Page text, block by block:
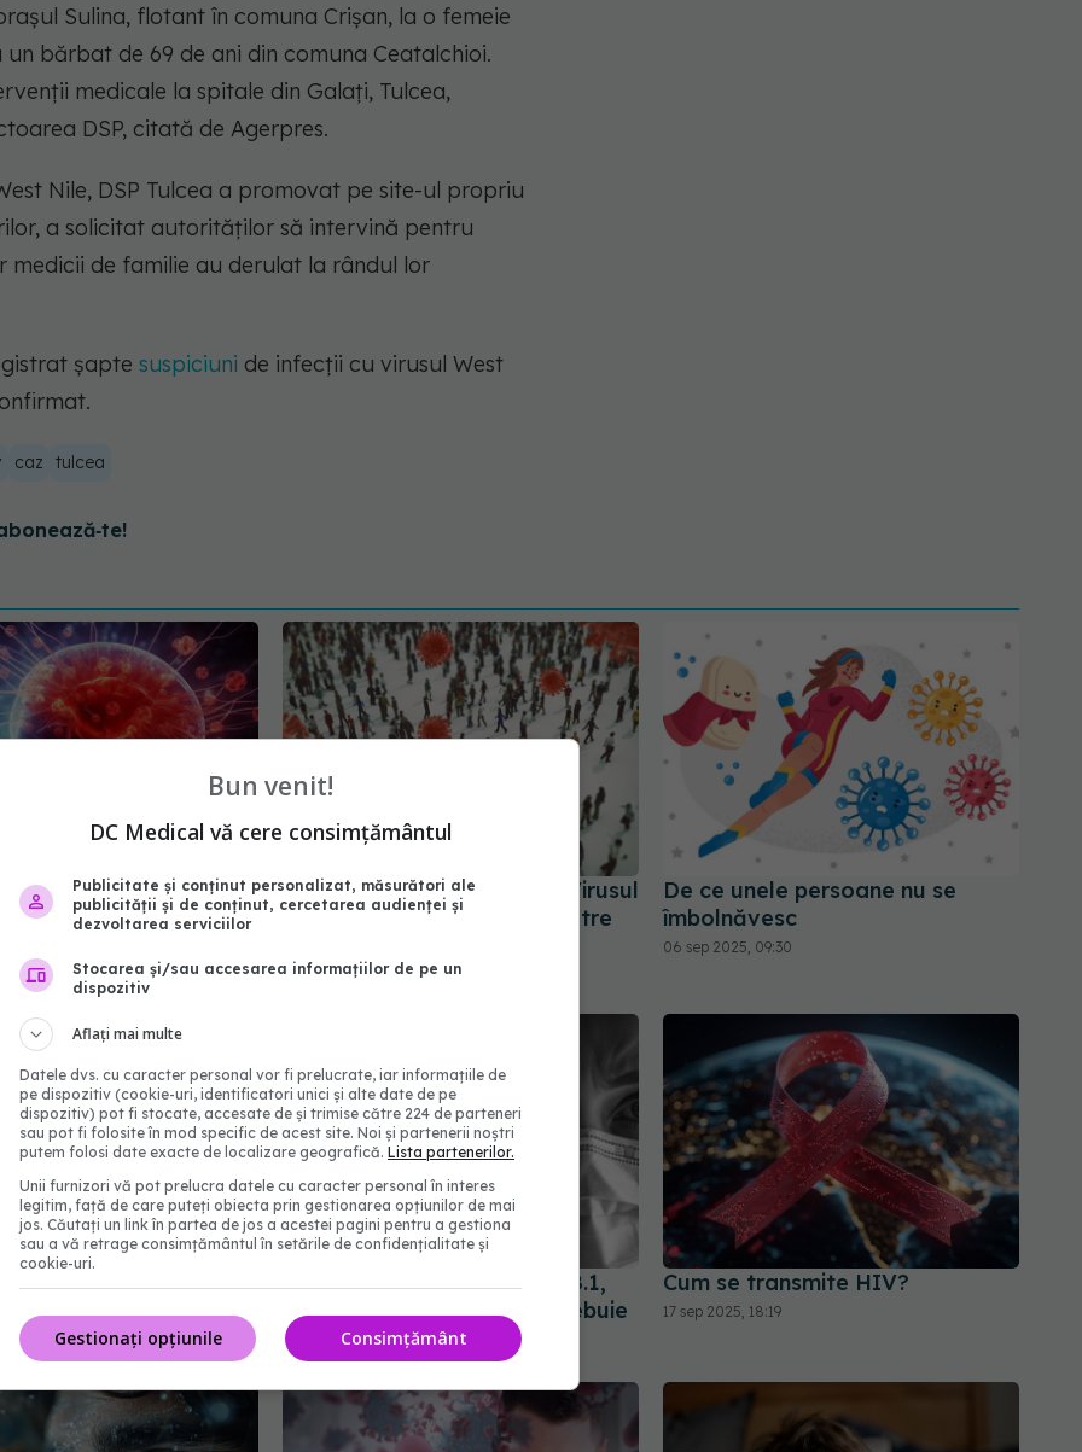
Sulina, flotant în comuna Crişan, la o femeie
bărbat de 69 de ani din comuna Ceatalchioi.
medicale la spitale din Galaţi, Tulcea,
DSP, citată de Agerpres.
Nile, DSP Tulcea a promovat pe site-ul propriu
a solicitat autorităţilor să intervină pentru
de familie au derulat la rândul lor
şapte suspiciuni de infecţii cu virusul West
caz tulcea
fără precedent de
meningococică în
15 cazuri, 2 decese
Alertă epidemică globală. Virusul
care se extinde din China către
09 aug 2025, 18:34
De ce unele persoane nu se
îmbolnăvesc
06 sep 2025, 09:30
în România. Ce
se transmite și care
reale
Noua variantă Covid NB.1.8.1,
identificată în Franța. Ce trebuie
să știm despre noua tulpină
27 mai 2025, 08:46
Cum se transmite HIV?
17 sep 2025, 18:19
Bun venit!
DC Medical vă cere consimțământul
Publicitate și conținut personalizat, măsurători ale
publicității și de conținut, cercetarea audienței și
dezvoltarea serviciilor
Stocarea și/sau accesarea informațiilor de pe un
dispozitiv
Aflați mai multe
Datele dvs. cu caracter personal vor fi prelucrate, iar informațiile de
pe dispozitiv (cookie-uri, identificatori unici și alte date de pe
dispozitiv) pot fi stocate, accesate de și trimise către 224 de parteneri
sau pot fi folosite în mod specific de acest site. Noi și partenerii noștri
putem folosi date exacte de localizare geografică. Lista partenerilor.
Unii furnizori vă pot prelucra datele cu caracter personal în interes
legitim, față de care puteți obiecta prin gestionarea opțiunilor de mai
jos. Căutați un link în partea de jos a acestei pagini pentru a gestiona
sau a vă retrage consimțământul în setările de confidențialitate și
cookie-uri.
Consimțământ
Gestionați opțiunile